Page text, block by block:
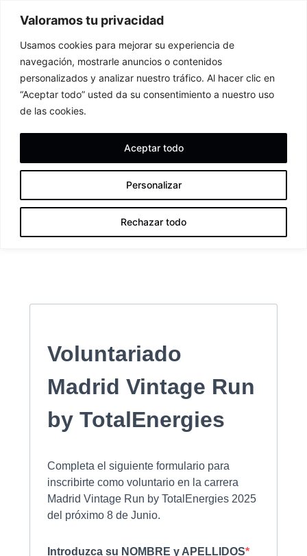
Valoramos tu privacidad
Usamos cookies para mejorar su experiencia de
navegación, mostrarle anuncios o contenidos
personalizados y analizar nuestro tráfico. Al hacer clic en
“Aceptar todo” usted da su consentimiento a nuestro uso
de las cookies.
Personalizar
Rechazar todo
Aceptar todo
VOLUNTARIADO